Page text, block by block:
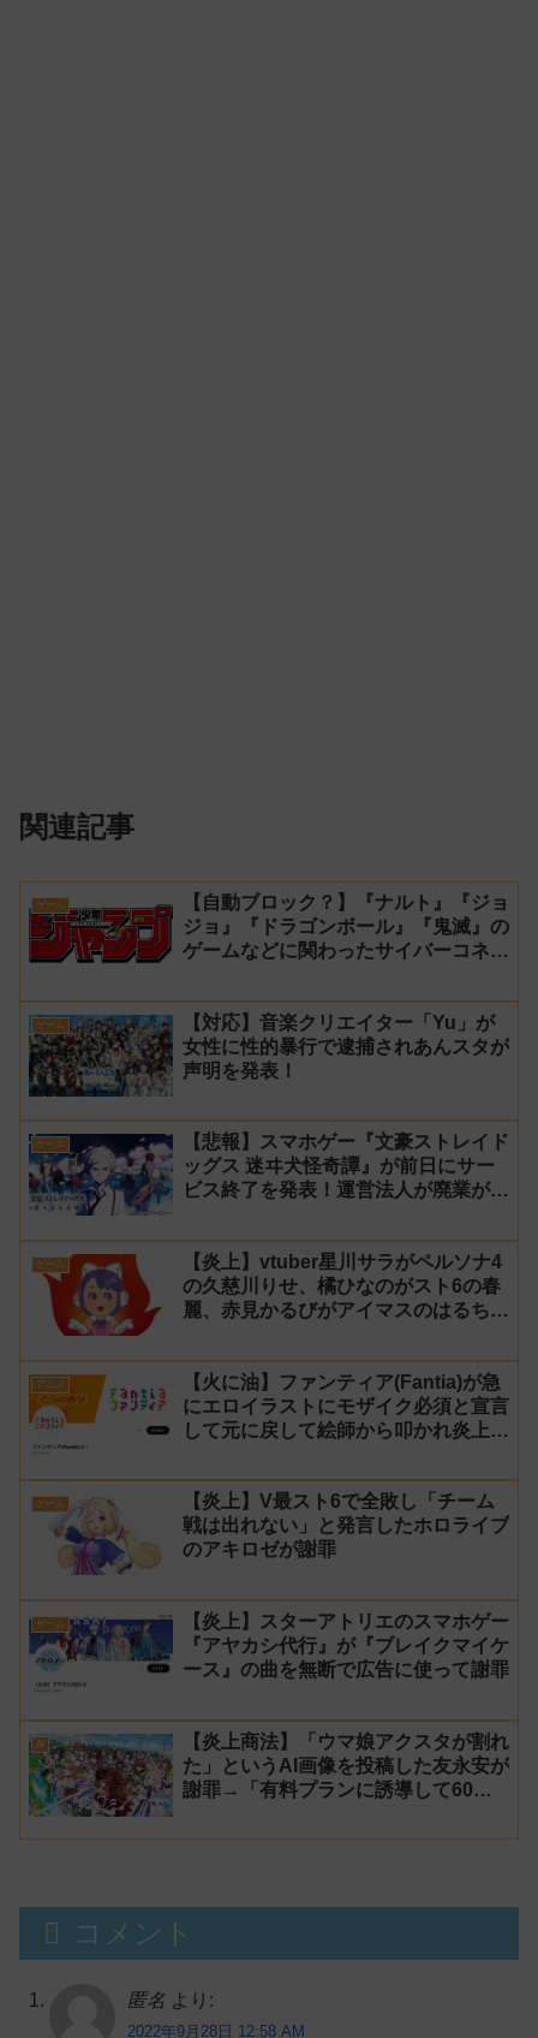
関連記事
ゲーム
【自動ブロック？】『ナルト』『ジョ
ジョ』『ドラゴンボール』『鬼滅』の
ゲームなどに関わったサイバーコネク
ブロックされてしまう
ゲーム
【対応】音楽クリエイター「Yu」が
女性に性的暴行で逮捕されあんスタが
声明を発表！
ゲーム
【悲報】スマホゲー『文豪ストレイド
ッグス 迷ヰ犬怪奇譚』が前日にサー
ビス終了を発表！運営法人が廃業が原
ゲーム
【炎上】vtuber星川サラがペルソナ4
の久慈川りせ、橘ひなのがスト6の春
麗、赤見かるびがアイマスのはるちは
アニメ
【火に油】ファンティア(Fantia)が急
にエロイラストにモザイク必須と宣言
して元に戻して絵師から叩かれ炎上し
ゲーム
【炎上】V最スト6で全敗し「チーム
戦は出れない」と発言したホロライブ
のアキロゼが謝罪
ゲーム
【炎上】スターアトリエのスマホゲー
『アヤカシ代行』が『ブレイクマイケ
ース』の曲を無断で広告に使って謝罪
AI
【炎上商法】「ウマ娘アクスタが割れ
た」というAI画像を投稿した友永安が
謝罪→「有料プランに誘導して60万
娘エロイラストをリポスト！
コメント
匿名 より:
2022年9月28日 12:58 AM